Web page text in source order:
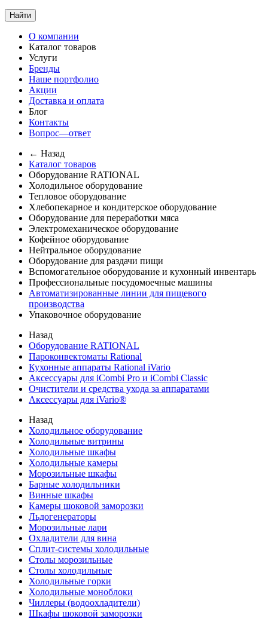
Найти
О компании
Каталог товаров
Услуги
Бренды
Наше портфолио
Акции
Доставка и оплата
Блог
Контакты
Вопрос—ответ
← Назад
Каталог товаров
Оборудование RATIONAL
Холодильное оборудование
Тепловое оборудование
Хлебопекарное и кондитерское оборудование
Оборудование для переработки мяса
Электромеханическое оборудование
Кофейное оборудование
Нейтральное оборудование
Оборудование для раздачи пищи
Вспомогательное оборудование и кухонный инвентарь
Профессиональные посудомоечные машины
Автоматизированные линии для пищевого
производства
Упаковочное оборудование
Назад
Оборудование RATIONAL
Пароконвектоматы Rational
Кухонные аппараты Rational iVario
Аксессуары для iCombi Pro и iCombi Classic
Очистители и средства ухода за аппаратами
Аксессуары для iVario®
Назад
Холодильное оборудование
Холодильные витрины
Холодильные шкафы
Холодильные камеры
Морозильные шкафы
Барные холодильники
Винные шкафы
Камеры шоковой заморозки
Льдогенераторы
Морозильные лари
Охладители для вина
Сплит-системы холодильные
Столы морозильные
Столы холодильные
Холодильные горки
Холодильные моноблоки
Чиллеры (водоохладители)
Шкафы шоковой заморозки